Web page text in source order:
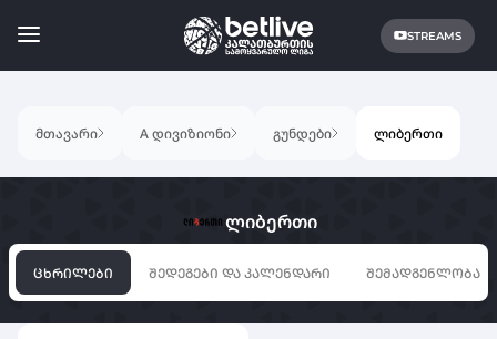
STREAMS
მთავარი A დივიზიონი გუნდები ლიბერთი
ლიბერთი
ᲪᲮᲠᲘᲚᲔᲑᲘ ᲨᲔᲓᲔᲒᲔᲑᲘ ᲓᲐ ᲙᲐᲚᲔᲜᲓᲐᲠᲘ ᲨᲔᲛᲐᲓᲒᲔᲜᲚᲝᲑᲐ